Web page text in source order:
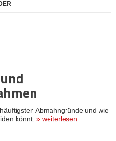
Abmahngründe und wie
könnt. » weiterlesen